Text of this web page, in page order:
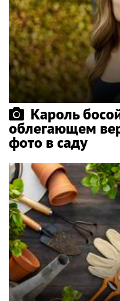
Кароль
облегающем
фото в саду